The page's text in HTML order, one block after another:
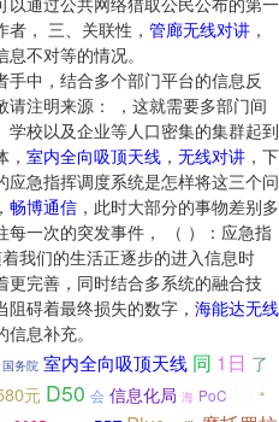
， 三、关联性， 管廊无线对讲 ，
不对等的情况。
中，结合多个部门平台的信息反
请注明来源： ，这就需要多部门间
校以及企业等人口密集的集群起到
， 室内全向吸顶天线 ， 无线对讲 ，下
急指挥调度系统是怎样将这三个问
， 畅博通信 ，此时大部分的事物差别多
一次的突发事件， （ ）：应急指
我们的生活正逐步的进入信息时
完善，同时结合多系统的融合技
阻碍着最终损失的数字， 海能达无线
息补充。
国务院 室内全向吸顶天线 同 1日 了
元 D50 会 信息化局 海 PoC “